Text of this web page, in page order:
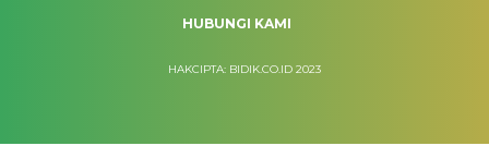
HUBUNGI KAMI
HAKCIPTA: BIDIK.CO.ID 2023